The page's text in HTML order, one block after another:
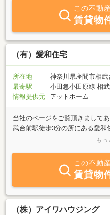
この不動
賃貸物
（有）愛和住宅
所在地
神奈川県座間市相武
最寄駅
小田急小田原線 相
情報提供元
アットホーム
当社のページをご覧頂きまして
武台前駅徒歩3分の所にある愛和
として、物件の賃貸、売買、新
貸・新築・増築・リフォーム等
さい。ていねいに親切に対応さ
に、最新優良物件をご紹介させ
件をご自分で自由にご覧いただ
ども行っておりますので、忙し
もお気軽にお問い合わせくださ
もっ
この不動
賃貸物
（株）アイワハウジング